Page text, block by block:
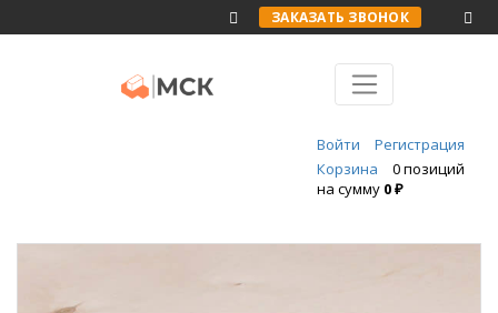
ЗАКАЗАТЬ ЗВОНОК
Войти
Регистрация
Корзина
0 позиций
на сумму 0 ₽